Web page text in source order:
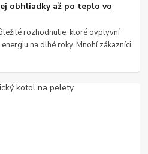
obhliadky až po teplo vo
rozhodnutie, ktoré ovplyvní
na dlhé roky. Mnohí zákazníci